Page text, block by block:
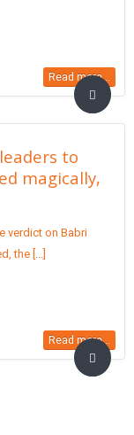
Read more...
to
magically,
verdict on Babri
the [...]
Read more...